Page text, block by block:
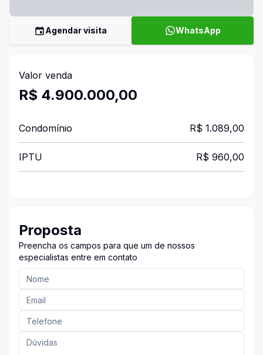
Agendar visita WhatsApp
Valor venda
R$ 4.900.000,00
Condomínio R$ 1.089,00
IPTU R$ 960,00
Proposta
Preencha os campos para que um de nossos
especialistas entre em contato